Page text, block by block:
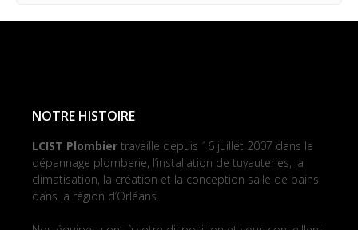
NOTRE HISTOIRE
LCIST Plombier travaille depuis 16 juillet 2007 dans le
dépannage plomberie, l’installation de tuyauteries, la
climatisation, la création et la conception salle de bains
dans la région d’Orléans.